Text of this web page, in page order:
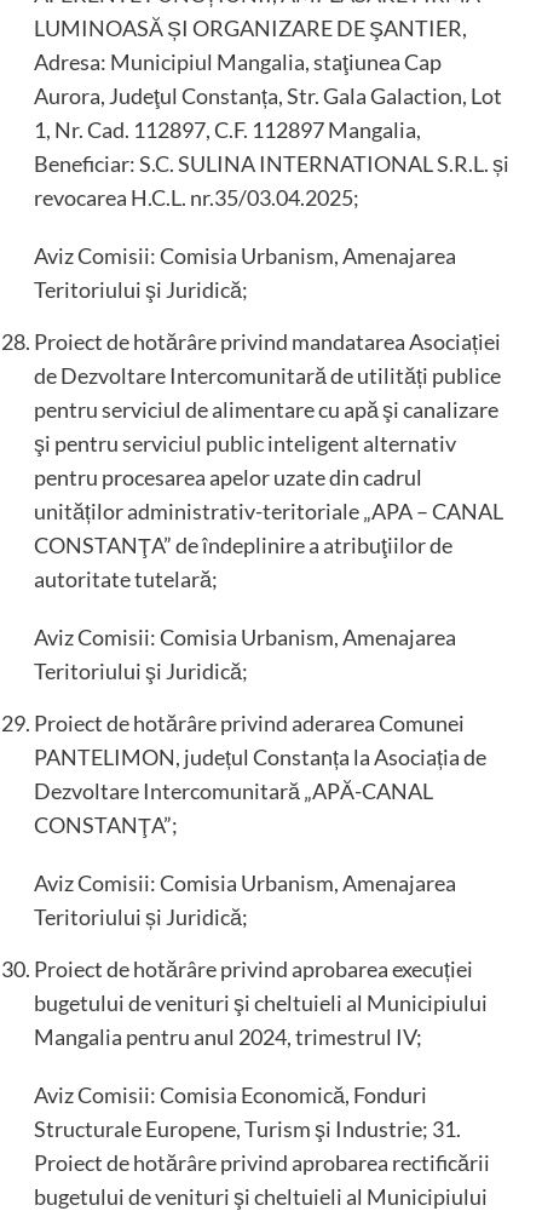
LUMINOASĂ ȘI ORGANIZARE DE ŞANTIER,
Adresa: Municipiul Mangalia, staţiunea Cap
Aurora, Judeţul Constanța, Str. Gala Galaction, Lot
1, Nr. Cad. 112897, C.F. 112897 Mangalia,
Beneficiar: S.C. SULINA INTERNATIONAL S.R.L. și
revocarea H.C.L. nr.35/03.04.2025;
Aviz Comisii: Comisia Urbanism, Amenajarea
Teritoriului şi Juridică;
Proiect de hotărâre privind mandatarea Asociației
de Dezvoltare Intercomunitară de utilități publice
pentru serviciul de alimentare cu apă şi canalizare
şi pentru serviciul public inteligent alternativ
pentru procesarea apelor uzate din cadrul
unităților administrativ-teritoriale „APA – CANAL
CONSTANŢA” de îndeplinire a atribuţiilor de
autoritate tutelară;
Aviz Comisii: Comisia Urbanism, Amenajarea
Teritoriului şi Juridică;
Proiect de hotărâre privind aderarea Comunei
PANTELIMON, județul Constanța la Asociația de
Dezvoltare Intercomunitară „APĂ-CANAL
CONSTANŢA”;
Aviz Comisii: Comisia Urbanism, Amenajarea
Teritoriului și Juridică;
Proiect de hotărâre privind aprobarea execuției
bugetului de venituri şi cheltuieli al Municipiului
Mangalia pentru anul 2024, trimestrul IV;
Aviz Comisii: Comisia Economică, Fonduri
Structurale Europene, Turism şi Industrie; 31.
Proiect de hotărâre privind aprobarea rectificării
bugetului de venituri şi cheltuieli al Municipiului